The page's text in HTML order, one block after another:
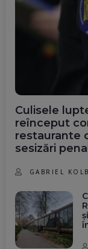
Culisele
reînceput
restaurante
sesizări
GABRIEL